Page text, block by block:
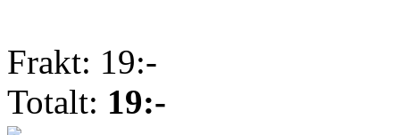
Frakt: 19:-
Totalt: 19:-